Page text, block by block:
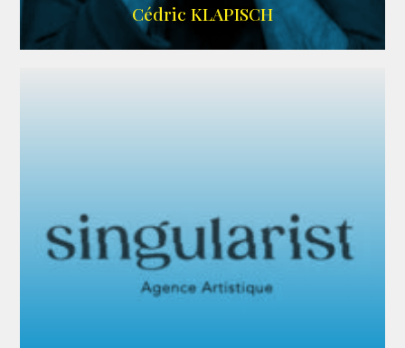
Cédric KLAPISCH